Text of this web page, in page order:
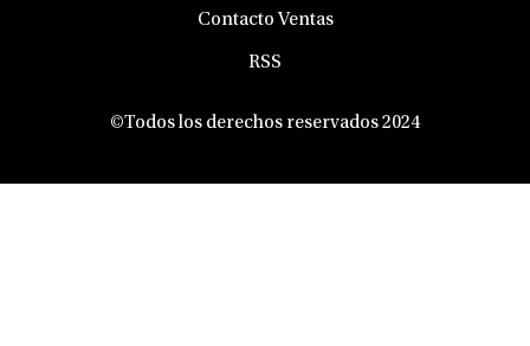
Contacto Ventas
RSS
©Todos los derechos reservados 2024